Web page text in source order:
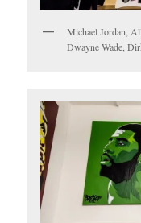
Michael Jordan,
Dwayne Wade,